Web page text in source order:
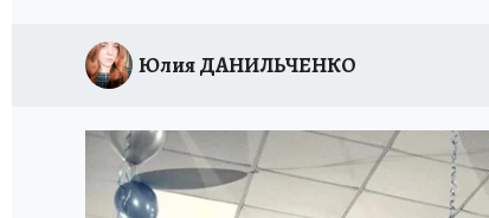
Юлия ДАНИЛЬЧЕНКО